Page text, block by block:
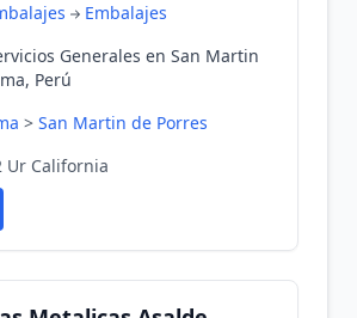
Embalajes
Generales en San Martin
Perú
> San Martin de Porres
Ur California